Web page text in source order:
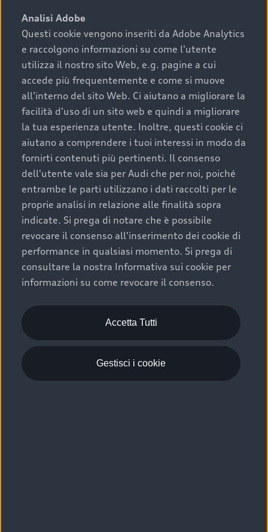
chilometraggio: un valore contenuto corrisponde a
uno stato migliore del veicolo e a una maggiore
durata nel tempo;
cronologia dei tagliandi: una documentazione
completa della vettura certifica una manutenzione
costante e accurata;
condizioni della carrozzeria e degli interni: una
buona conservazione evidenzia cura e attenzione del
precedente proprietario;
efficienza meccanica: motore, trasmissione e
componenti principali in ottimo stato garantiscono
prestazioni affidabili e sicure.
Acquistare un’auto usata in una Concessionaria ufficiale
Audi che offre l’usato garantito tramite Audi Prima
Scelta :plus, significa affidarsi ad un prodotto che viene
sottoposto a 110 controlli approfonditi e coperto da
garanzia fino a 4 anni per una maggiore tutela del tuo
acquisto.
Analisi Adobe
Questi cookie vengono inseriti da Adobe Analytics
e raccolgono informazioni su come l'utente
utilizza il nostro sito Web, e.g. pagine a cui
accede più frequentemente e come si muove
all'interno del sito Web. Ci aiutano a migliorare la
facilità d'uso di un sito web e quindi a migliorare
la tua esperienza utente. Inoltre, questi cookie ci
aiutano a comprendere i tuoi interessi in modo da
fornirti contenuti più pertinenti. Il consenso
dell'utente vale sia per Audi che per noi, poiché
entrambe le parti utilizzano i dati raccolti per le
proprie analisi in relazione alle finalità sopra
indicate. Si prega di notare che è possibile
revocare il consenso all'inserimento dei cookie di
performance in qualsiasi momento. Si prega di
consultare la nostra Informativa sui cookie per
informazioni su come revocare il consenso.
Accetta Tutti
Gestisci i cookie